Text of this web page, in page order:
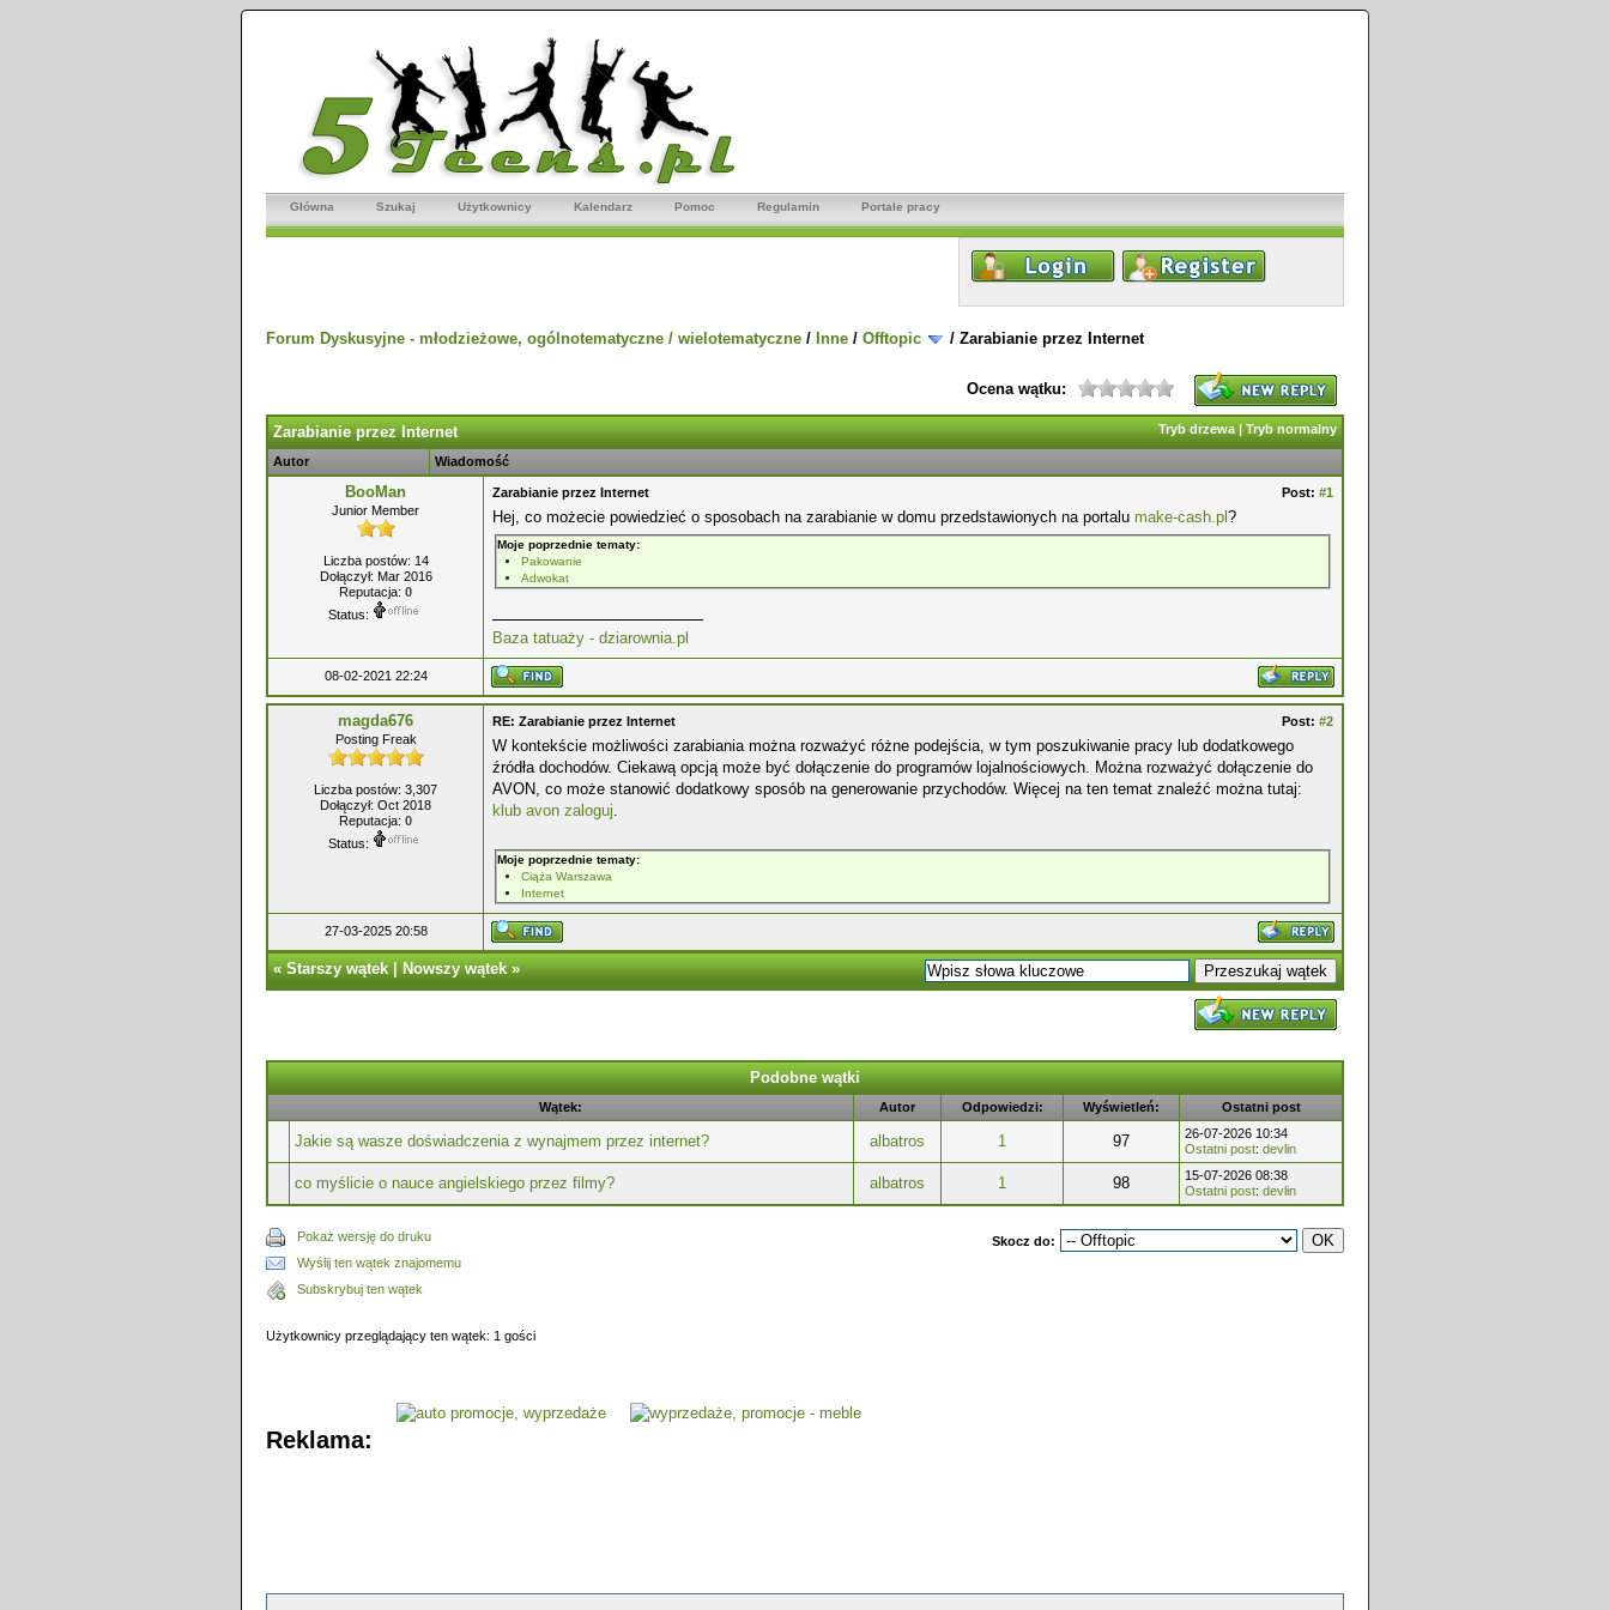
Główna Szukaj Użytkownicy Kalendarz Pomoc Regulamin Portale pracy
Forum Dyskusyjne - młodzieżowe, ogólnotematyczne / wielotematyczne / Inne / Offtopic / Zarabianie przez Internet
Ocena wątku:
Tryb drzewa | Tryb normalny
Zarabianie przez Internet
Autor Wiadomość
BooMan
Junior Member
Liczba postów: 14
Dołączył: Mar 2016
Reputacja: 0
Status:
Post: #1
Zarabianie przez Internet
Hej, co możecie powiedzieć o sposobach na zarabianie w domu przedstawionych na portalu make-cash.pl ?
Moje poprzednie tematy:
Pakowanie
Adwokat
Baza tatuaży - dziarownia.pl
08-02-2021 22:24
magda676
Posting Freak
Liczba postów: 3,307
Dołączył: Oct 2018
Reputacja: 0
Status:
Post: #2
RE: Zarabianie przez Internet
W kontekście możliwości zarabiania można rozważyć różne podejścia, w tym poszukiwanie pracy lub dodatkowego
źródła dochodów. Ciekawą opcją może być dołączenie do programów lojalnościowych. Można rozważyć dołączenie do
AVON, co może stanowić dodatkowy sposób na generowanie przychodów. Więcej na ten temat znaleźć można tutaj:
klub avon zaloguj.
Moje poprzednie tematy:
Ciąża Warszawa
Internet
27-03-2025 20:58
«Starszy wątek|Nowszy wątek»
Podobne wątki
Wątek: Autor Odpowiedzi: Wyświetleń: Ostatni post
Jakie są wasze doświadczenia z wynajmem przez internet? albatros 1 97
26-07-2026 10:34
Ostatni post: devlin
co myślicie o nauce angielskiego przez filmy? albatros 1 98
15-07-2026 08:38
Ostatni post: devlin
Pokaż wersję do druku
Wyślij ten wątek znajomemu
Subskrybuj ten wątek
Skocz do:
Użytkownicy przeglądający ten wątek: 1 gości
Reklama: